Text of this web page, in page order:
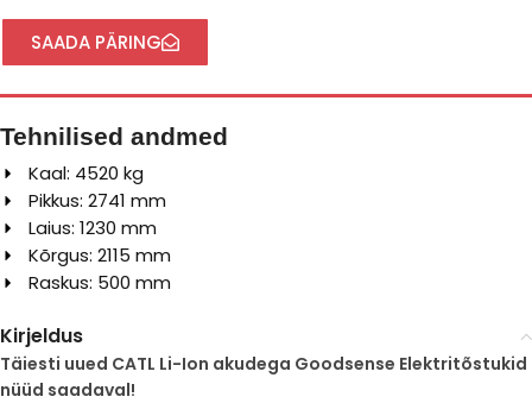
SAADA PÄRING
Tehnilised andmed
Kaal: 4520 kg
Pikkus: 2741 mm
Laius: 1230 mm
Kõrgus: 2115 mm
Raskus: 500 mm
Kirjeldus
Täiesti uued CATL Li-Ion akudega Goodsense Elektritõstukid
nüüd saadaval!